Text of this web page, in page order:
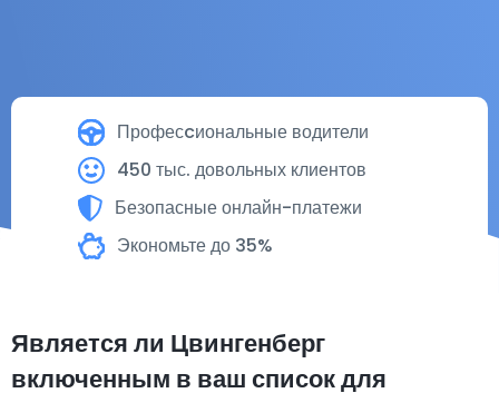
Професcиональные водители
450 тыс. довольных клиентов
Безопасные онлайн-платежи
Экономьте до 35%
Является ли Цвингенберг
включенным в ваш список для